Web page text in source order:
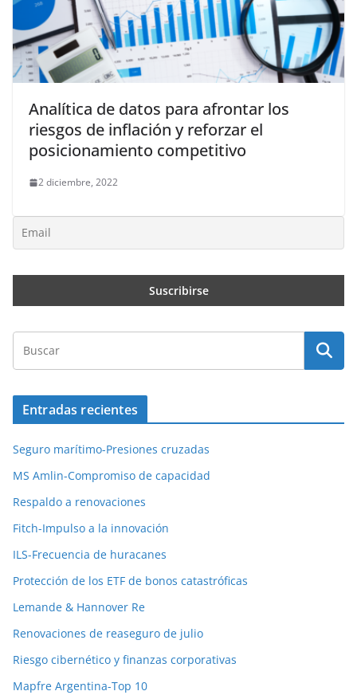
Analítica de datos para afrontar los
riesgos de inflación y reforzar el
posicionamiento competitivo
2 diciembre, 2022
Entradas recientes
Seguro marítimo-Presiones cruzadas
MS Amlin-Compromiso de capacidad
Respaldo a renovaciones
Fitch-Impulso a la innovación
ILS-Frecuencia de huracanes
Protección de los ETF de bonos catastróficas
Lemande & Hannover Re
Renovaciones de reaseguro de julio
Riesgo cibernético y finanzas corporativas
Mapfre Argentina-Top 10